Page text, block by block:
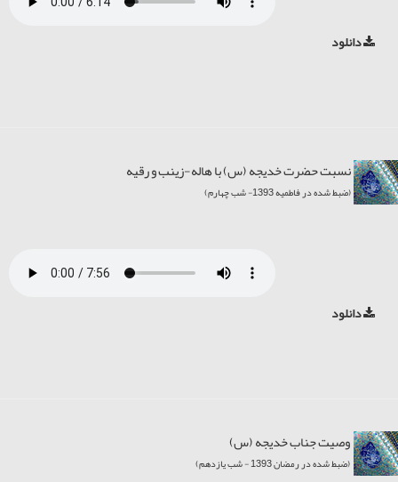
دانلود
نسبت حضرت خديجه (س) با هاله-زينب و رقيه
(ضبط شده در فاطمیه 1393- شب چهارم)
دانلود
وصيت جناب خديجه (س)
(ضبط شده در رمضان 1393 - شب یازدهم)